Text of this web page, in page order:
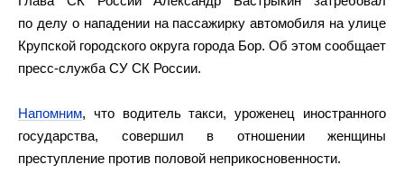
по делу о нападении на пассажирку автомобиля на улице
Крупской городского округа города Бор. Об этом сообщает
пресс-служба СУ СК России.
Напомним, что водитель такси, уроженец иностранного
государства, совершил в отношении женщины
преступление против половой неприкосновенности.